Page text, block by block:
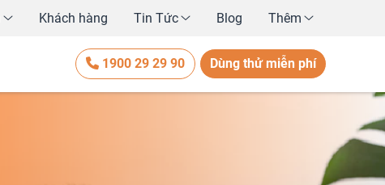
Khách hàng Tin Tức Blog Thêm
1900 29 29 90 Dùng thử miễn phí